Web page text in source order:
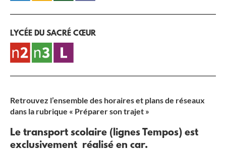
LYCÉE DU SACRÉ CŒUR
Retrouvez l’ensemble des horaires et plans de réseaux
dans la rubrique « Préparer son trajet »
Le transport scolaire (lignes Tempos) est
exclusivement réalisé en car.